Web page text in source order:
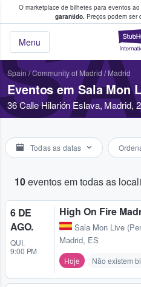
O marketplace de bilhetes para eventos
garantido.Preços podem ser
Menu
fãs compram e
Spain/Community of Madrid / Madrid
Eventos em Sala Mon
36 Calle Hilarión Eslava, Madrid,
Todas as datas
10eventos em todas as
6 DE
AGO.
QUI.
9:00 PM
High On Fire
Sala Mon Live
Madrid, ES
Hoje Não existem